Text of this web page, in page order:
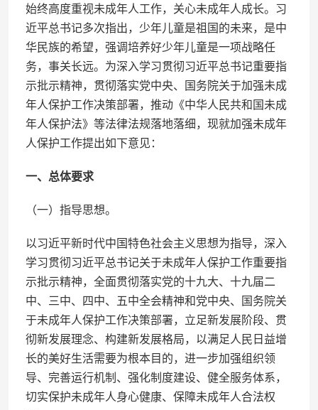
始终高度重视未成年人工作，关心未成年人成长。习
近平总书记多次指出，少年儿童是祖国的未来，是中
华民族的希望，强调培养好少年儿童是一项战略任
务，事关长远。为深入学习贯彻习近平总书记重要指
示批示精神，贯彻落实党中央、国务院关于加强未成
年人保护工作决策部署，推动《中华人民共和国未成
年人保护法》等法律法规落地落细，现就加强未成年
人保护工作提出如下意见：
一、总体要求
（一）指导思想。
以习近平新时代中国特色社会主义思想为指导，深入
学习贯彻习近平总书记关于未成年人保护工作重要指
示批示精神，全面贯彻落实党的十九大、十九届二
中、三中、四中、五中全会精神和党中央、国务院关
于未成年人保护工作决策部署，立足新发展阶段、贯
彻新发展理念、构建新发展格局，以满足人民日益增
长的美好生活需要为根本目的，进一步加强组织领
导、完善运行机制、强化制度建设、健全服务体系，
切实保护未成年人身心健康、保障未成年人合法权